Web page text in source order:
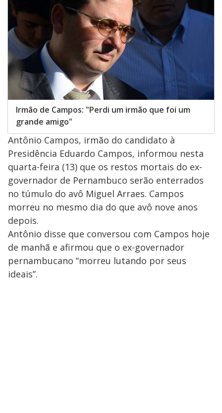
Irmão de Campos: "Perdi um irmão que foi um
grande amigo"
Antônio Campos, irmão do candidato à
Presidência Eduardo Campos, informou nesta
quarta-feira (13) que os restos mortais do ex-
governador de Pernambuco serão enterrados
no túmulo do avô Miguel Arraes. Campos
morreu no mesmo dia do que avô nove anos
depois.
Antônio disse que conversou com Campos hoje
de manhã e afirmou que o ex-governador
pernambucano “morreu lutando por seus
ideais”.